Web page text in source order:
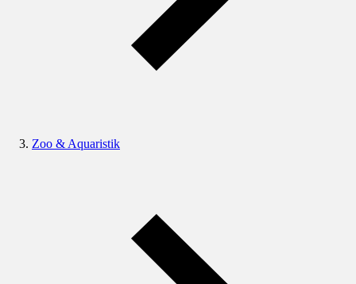
Zoo & Aquaristik